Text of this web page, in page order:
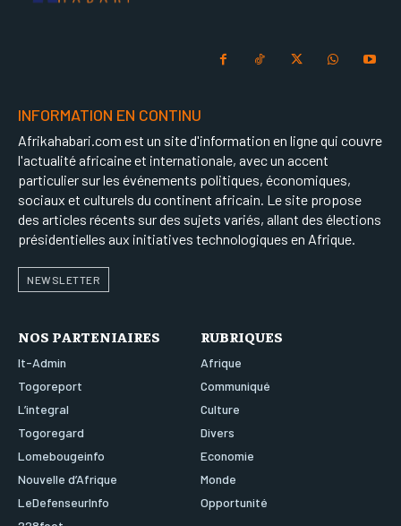
INFORMATION EN CONTINU
Afrikahabari.com est un site d'information en ligne qui couvre
l'actualité africaine et internationale, avec un accent
particulier sur les événements politiques, économiques,
sociaux et culturels du continent africain. Le site propose
des articles récents sur des sujets variés, allant des élections
présidentielles aux initiatives technologiques en Afrique.
NEWSLETTER
NOS PARTENIAIRES
It-Admin
Togoreport
L’integral
Togoregard
Lomebougeinfo
Nouvelle d’Afrique
LeDefenseurInfo
RUBRIQUES
Afrique
Communiqué
Culture
Divers
Economie
Monde
Opportunité